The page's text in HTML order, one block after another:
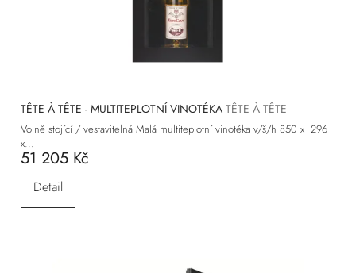
TÊTE À TÊTE - MULTITEPLOTNÍ VINOTÉKA TÊTE À TÊTE
51 205 Kč
Detail
Volně stojící / vestavitelná Malá multiteplotní vinotéka v/š/h 850 x 296
x...